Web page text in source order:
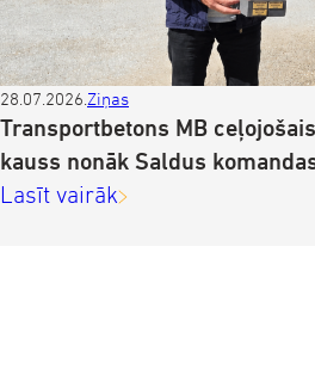
28.07.2026. Ziņas
Transportbetons MB
kauss nonāk Saldus
Lasīt vairāk